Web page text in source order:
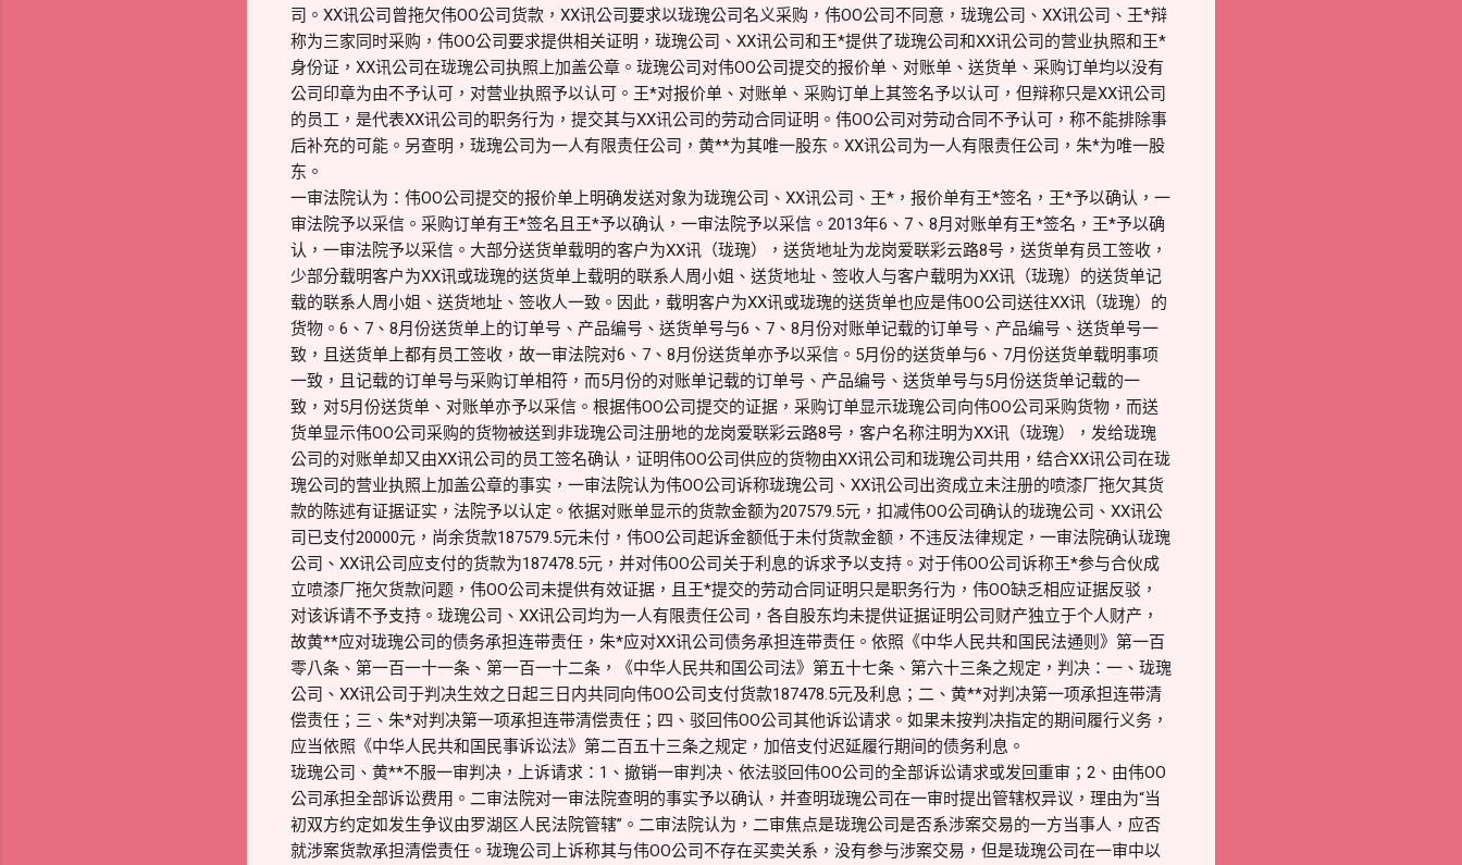
司。XX讯公司曾拖欠伟OO公司货款，XX讯公司要求以珑瑰公司名义采购，伟OO公司不同意，珑瑰公司、XX讯公司、王*辩
称为三家同时采购，伟OO公司要求提供相关证明，珑瑰公司、XX讯公司和王*提供了珑瑰公司和XX讯公司的营业执照和王*
身份证，XX讯公司在珑瑰公司执照上加盖公章。珑瑰公司对伟OO公司提交的报价单、对账单、送货单、采购订单均以没有
公司印章为由不予认可，对营业执照予以认可。王*对报价单、对账单、采购订单上其签名予以认可，但辩称只是XX讯公司
的员工，是代表XX讯公司的职务行为，提交其与XX讯公司的劳动合同证明。伟OO公司对劳动合同不予认可，称不能排除事
后补充的可能。另查明，珑瑰公司为一人有限责任公司，黄**为其唯一股东。XX讯公司为一人有限责任公司，朱*为唯一股
东。
一审法院认为：伟OO公司提交的报价单上明确发送对象为珑瑰公司、XX讯公司、王*，报价单有王*签名，王*予以确认，一
审法院予以采信。采购订单有王*签名且王*予以确认，一审法院予以采信。2013年6、7、8月对账单有王*签名，王*予以确
认，一审法院予以采信。大部分送货单载明的客户为XX讯（珑瑰），送货地址为龙岗爱联彩云路8号，送货单有员工签收，
少部分载明客户为XX讯或珑瑰的送货单上载明的联系人周小姐、送货地址、签收人与客户载明为XX讯（珑瑰）的送货单记
载的联系人周小姐、送货地址、签收人一致。因此，载明客户为XX讯或珑瑰的送货单也应是伟OO公司送往XX讯（珑瑰）的
货物。6、7、8月份送货单上的订单号、产品编号、送货单号与6、7、8月份对账单记载的订单号、产品编号、送货单号一
致，且送货单上都有员工签收，故一审法院对6、7、8月份送货单亦予以采信。5月份的送货单与6、7月份送货单载明事项
一致，且记载的订单号与采购订单相符，而5月份的对账单记载的订单号、产品编号、送货单号与5月份送货单记载的一
致，对5月份送货单、对账单亦予以采信。根据伟OO公司提交的证据，采购订单显示珑瑰公司向伟OO公司采购货物，而送
货单显示伟OO公司采购的货物被送到非珑瑰公司注册地的龙岗爱联彩云路8号，客户名称注明为XX讯（珑瑰），发给珑瑰
公司的对账单却又由XX讯公司的员工签名确认，证明伟OO公司供应的货物由XX讯公司和珑瑰公司共用，结合XX讯公司在珑
瑰公司的营业执照上加盖公章的事实，一审法院认为伟OO公司诉称珑瑰公司、XX讯公司出资成立未注册的喷漆厂拖欠其货
款的陈述有证据证实，法院予以认定。依据对账单显示的货款金额为207579.5元，扣减伟OO公司确认的珑瑰公司、XX讯公
司已支付20000元，尚余货款187579.5元未付，伟OO公司起诉金额低于未付货款金额，不违反法律规定，一审法院确认珑瑰
公司、XX讯公司应支付的货款为187478.5元，并对伟OO公司关于利息的诉求予以支持。对于伟OO公司诉称王*参与合伙成
立喷漆厂拖欠货款问题，伟OO公司未提供有效证据，且王*提交的劳动合同证明只是职务行为，伟OO缺乏相应证据反驳，
对该诉请不予支持。珑瑰公司、XX讯公司均为一人有限责任公司，各自股东均未提供证据证明公司财产独立于个人财产，
故黄**应对珑瑰公司的债务承担连带责任，朱*应对XX讯公司债务承担连带责任。依照《中华人民共和国民法通则》第一百
零八条、第一百一十一条、第一百一十二条，《中华人民共和国公司法》第五十七条、第六十三条之规定，判决：一、珑瑰
公司、XX讯公司于判决生效之日起三日内共同向伟OO公司支付货款187478.5元及利息；二、黄**对判决第一项承担连带清
偿责任；三、朱*对判决第一项承担连带清偿责任；四、驳回伟OO公司其他诉讼请求。如果未按判决指定的期间履行义务，
应当依照《中华人民共和国民事诉讼法》第二百五十三条之规定，加倍支付迟延履行期间的债务利息。
珑瑰公司、黄**不服一审判决，上诉请求：1、撤销一审判决、依法驳回伟OO公司的全部诉讼请求或发回重审；2、由伟OO
公司承担全部诉讼费用。二审法院对一审法院查明的事实予以确认，并查明珑瑰公司在一审时提出管辖权异议，理由为“当
初双方约定如发生争议由罗湖区人民法院管辖”。二审法院认为，二审焦点是珑瑰公司是否系涉案交易的一方当事人，应否
就涉案货款承担清偿责任。珑瑰公司上诉称其与伟OO公司不存在买卖关系，没有参与涉案交易，但是珑瑰公司在一审中以